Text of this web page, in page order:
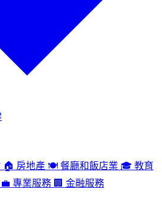
🏠 房地產 🍽️ 餐廳和飯店業 🎓 教育
💼 專業服務 🏢 金融服務